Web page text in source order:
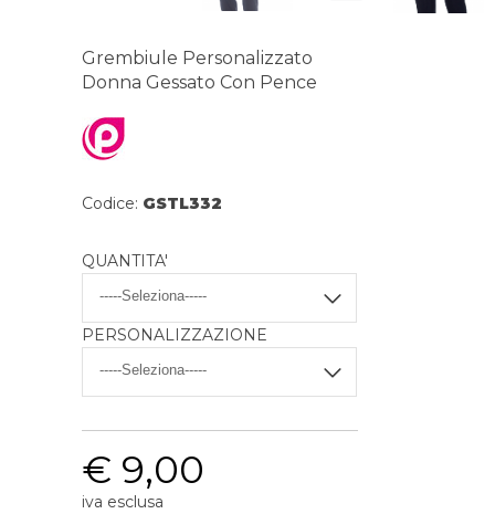
Grembiule Personalizzato
Donna Gessato Con Pence
Codice: GSTL332
QUANTITA'
PERSONALIZZAZIONE
€ 9,00
iva esclusa